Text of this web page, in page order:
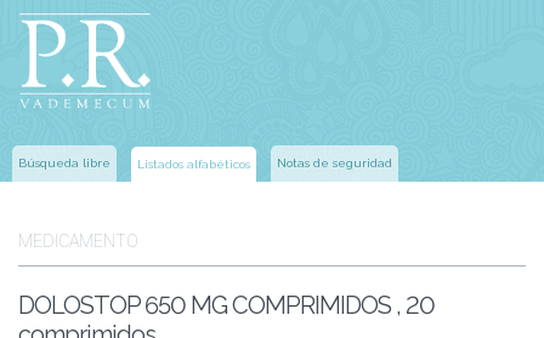
Búsqueda libre Listados alfabéticos Notas de seguridad
MEDICAMENTO
DOLOSTOP 650 MG COMPRIMIDOS , 20